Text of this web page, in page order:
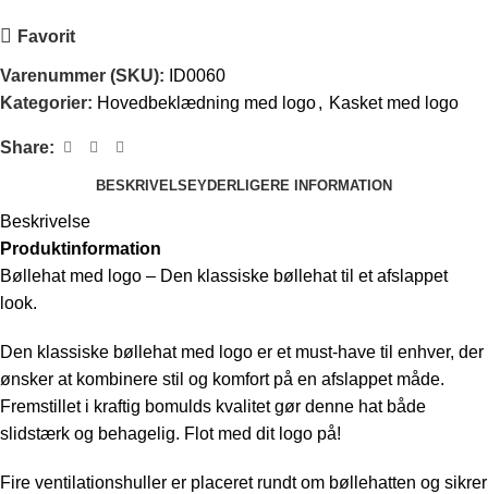
Favorit
Varenummer (SKU):
ID0060
Kategorier: Hovedbeklædning med logo, Kasket med logo
Share:
BESKRIVELSEYDERLIGERE INFORMATION
Beskrivelse
Produktinformation
Bøllehat med logo – Den klassiske bøllehat til et afslappet
look.
Den klassiske bøllehat med logo er et must-have til enhver, der
ønsker at kombinere stil og komfort på en afslappet måde.
Fremstillet i kraftig bomulds kvalitet gør denne hat både
slidstærk og behagelig. Flot med dit logo på!
Fire ventilationshuller er placeret rundt om bøllehatten og sikrer